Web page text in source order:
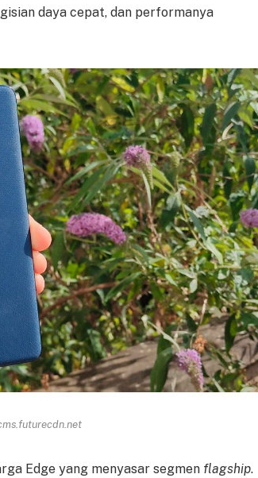
daya cepat, dan performanya
Edge yang menyasar segmen flagship.